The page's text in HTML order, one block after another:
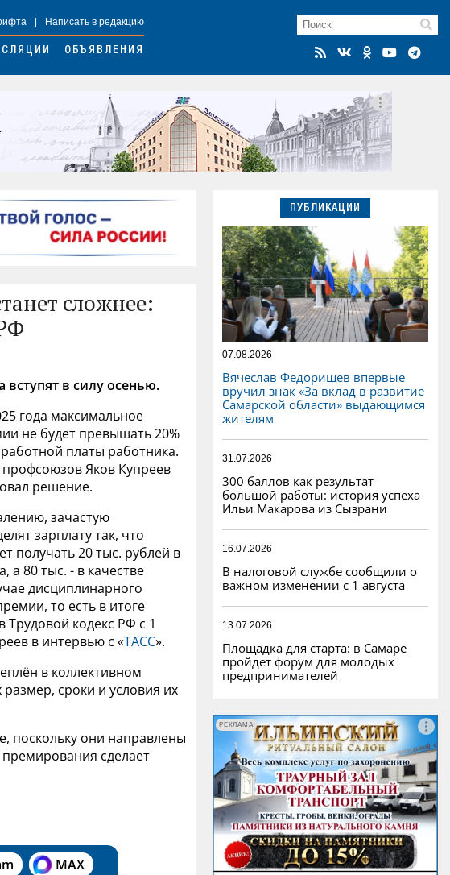
Написать в редакцию
ОБЪЯВЛЕНИЯ
сложнее:
в силу осенью.
года максимальное
не будет превышать 20%
платы работника.
профсоюзов Яков Купреев
решение.
зачастую
зарплату так, что
получать 20 тыс. рублей в
а 80 тыс. - в качестве
дисциплинарного
то есть в итоге
Трудовой кодекс РФ с 1
в интервью с «ТАСС».
в коллективном
сроки и условия их
поскольку они направлены
сделает
MAX
ПУБЛИКАЦИИ
07.08.2026
Вячеслав Федорищев впервые
вручил знак «За вклад в развитие
Самарской области» выдающимся
жителям
31.07.2026
300 баллов как результат
большой работы: история успеха
Ильи Макарова из Сызрани
16.07.2026
В налоговой службе сообщили о
важном изменении с 1 августа
13.07.2026
Площадка для старта: в Самаре
пройдет форум для молодых
предпринимателей
РЕКЛАМА